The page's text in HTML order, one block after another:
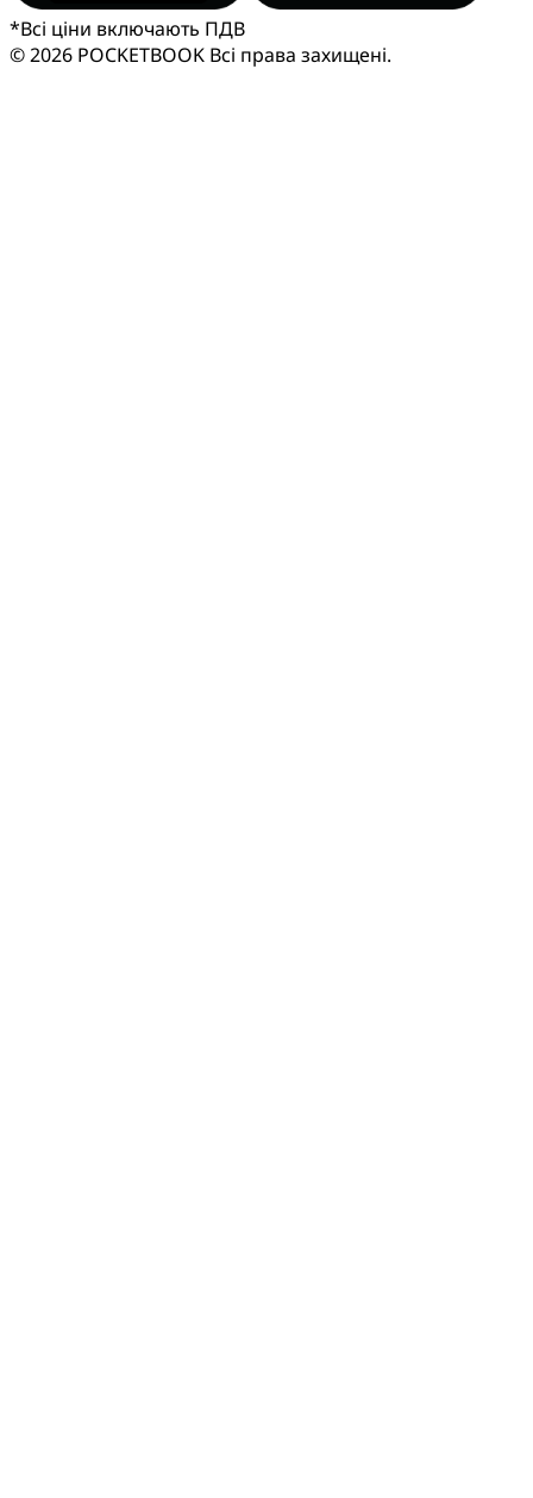
*Всі ціни включають ПДВ
© 2026 POCKETBOOK Всі права захищені.